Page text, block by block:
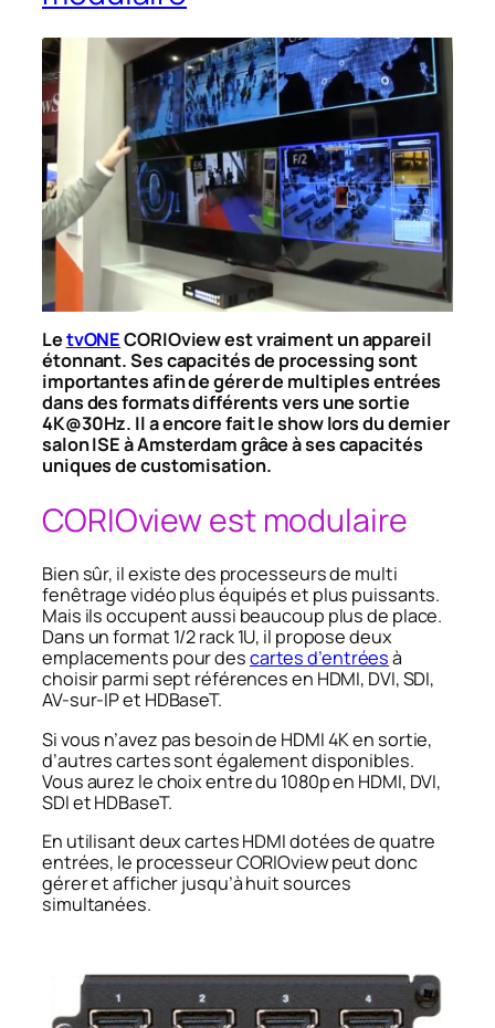
LetvONECORIOview est vraiment un appareil
étonnant. Ses capacités de processing sont
importantes afin de gérer de multiples entrées
dans des formats différents vers une sortie
4K@30Hz. Il a encore fait le show lors du dernier
salon ISE à Amsterdam grâce à ses capacités
uniques de customisation.
CORIOview est modulaire
Bien sûr, il existe des processeurs de multi
fenêtrage vidéo plus équipés et plus puissants.
Mais ils occupent aussi beaucoup plus de place.
Dans un format 1/2 rack 1U, il propose deux
emplacements pour descartes d’entréesà
choisir parmi sept références en HDMI, DVI, SDI,
AV-sur-IP et HDBaseT.
Si vous n’avez pas besoin de HDMI 4K en sortie,
d’autres cartes sont également disponibles.
Vous aurez le choix entre du 1080p en HDMI, DVI,
SDI et HDBaseT.
En utilisant deux cartes HDMI dotées de quatre
entrées, le processeur CORIOview peut donc
gérer et afficher jusqu’à huit sources
simultanées.